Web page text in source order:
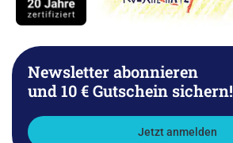
Newsletter abonnieren
und 10 € Gutschein sichern!
Jetzt anmelden